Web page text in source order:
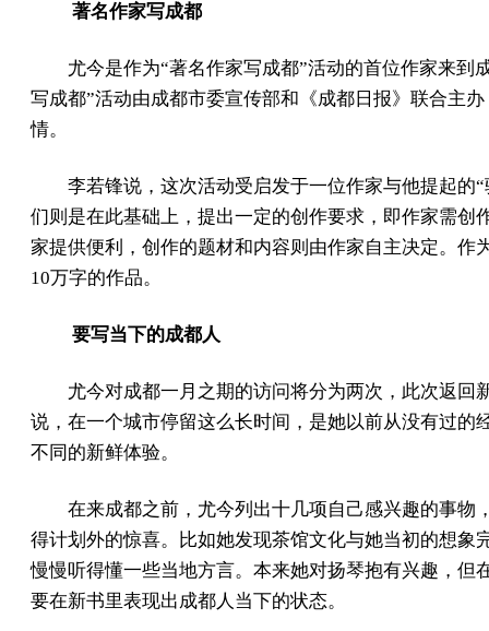
著名作家写成都
尤今是作为“著名作家写成都”活动的首位作家来
写成都”活动由成都市委宣传部和《成都日报》联合主
情。
李若锋说，这次活动受启发于一位作家与他提起的
们则是在此基础上，提出一定的创作要求，即作家需
家提供便利，创作的题材和内容则由作家自主决定。
10万字的作品。
要写当下的成都人
尤今对成都一月之期的访问将分为两次，此次返
说，在一个城市停留这么长时间，是她以前从没有过
不同的新鲜体验。
在来成都之前，尤今列出十几项自己感兴趣的事物
得计划外的惊喜。比如她发现茶馆文化与她当初的想
慢慢听得懂一些当地方言。本来她对扬琴抱有兴趣，
要在新书里表现出成都人当下的状态。